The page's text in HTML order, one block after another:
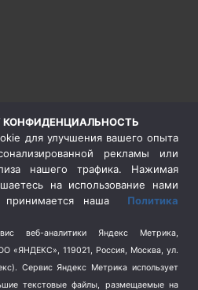
(404)
для улучшения вашего опыта
рекламы или
нашего трафика. Нажимая
на использование нами
принимается наша Политика
веб-аналитики Яндекс Метрика,
«ЯНДЕКС», 119021, Россия, Москва, ул.
Сервис Яндекс Метрика использует
текстовые файлы, размещаемые на